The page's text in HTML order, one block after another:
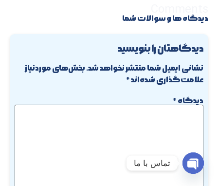
دیدگاه ها و سوالات شما
دیدگاهتان را بنویسید
نشانی ایمیل شما منتشر نخواهد شد.بخش‌های موردنیاز
علامت‌گذاری شده‌اند*
دیدگاه*
تماس با ما